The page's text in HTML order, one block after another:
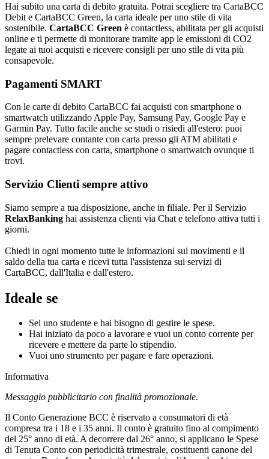
Hai subito una carta di debito gratuita. Potrai scegliere tra CartaBCC
Debit e CartaBCC Green, la carta ideale per uno stile di vita
sostenibile. CartaBCC Green è contactless, abilitata per gli acquisti
online e ti permette di monitorare tramite app le emissioni di CO2
legate ai tuoi acquisti e ricevere consigli per uno stile di vita più
consapevole.
Pagamenti SMART
Con le carte di debito CartaBCC fai acquisti con smartphone o
smartwatch utilizzando Apple Pay, Samsung Pay, Google Pay e
Garmin Pay. Tutto facile anche se studi o risiedi all'estero: puoi
sempre prelevare contante con carta presso gli ATM abilitati e
pagare contactless con carta, smartphone o smartwatch ovunque ti
trovi.
Servizio Clienti sempre attivo
Siamo sempre a tua disposizione, anche in filiale. Per il Servizio
RelaxBanking hai assistenza clienti via Chat e telefono attiva tutti i
giorni.
Chiedi in ogni momento tutte le informazioni sui movimenti e il
saldo della tua carta e ricevi tutta l'assistenza sui servizi di
CartaBCC, dall'Italia e dall'estero.
Ideale se
Sei uno studente e hai bisogno di gestire le spese.
Hai iniziato da poco a lavorare e vuoi un conto corrente per
ricevere e mettere da parte lo stipendio.
Vuoi uno strumento per pagare e fare operazioni.
Informativa
Messaggio pubblicitario con finalità promozionale.
Il Conto Generazione BCC è riservato a consumatori di età
compresa tra i 18 e i 35 anni. Il conto è gratuito fino al compimento
del 25° anno di età. A decorrere dal 26° anno, si applicano le Spese
di Tenuta Conto con periodicità trimestrale, costituenti canone del